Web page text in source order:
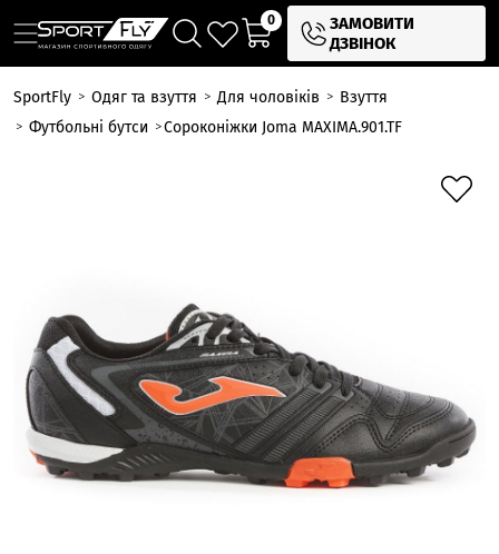
0
ЗАМОВИТИ
ДЗВІНОК
SportFly Одяг та взуття Для чоловіків
Взуття
Футбольні бутси
Сороконіжки Joma MAXIMA.901.TF